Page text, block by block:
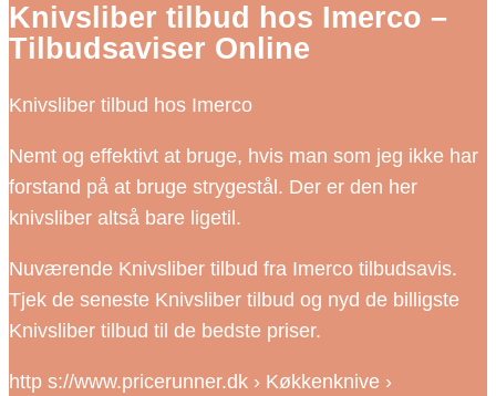
Knivsliber tilbud hos Imerco –
Tilbudsaviser Online
Knivsliber tilbud hos Imerco
Nemt og effektivt at bruge, hvis man som jeg ikke har
forstand på at bruge strygestål. Der er den her
knivsliber altså bare ligetil.
Nuværende Knivsliber tilbud fra Imerco tilbudsavis.
Tjek de seneste Knivsliber tilbud og nyd de billigste
Knivsliber tilbud til de bedste priser.
http s://www.pricerunner.dk › Køkkenknive ›